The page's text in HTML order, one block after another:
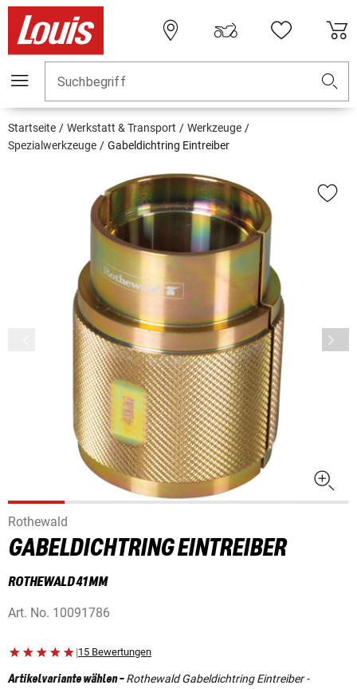
Suchbegriff
Startseite Werkstatt & Transport
Werkzeuge
Spezialwerkzeuge
Gabeldichtring Eintreiber
Rothewald
GABELDICHTRING EINTREIBER
ROTHEWALD 41 MM
Art. No. 10091786
|15 Bewertungen
Artikelvariante wählen-Rothewald Gabeldichtring Eintreiber -